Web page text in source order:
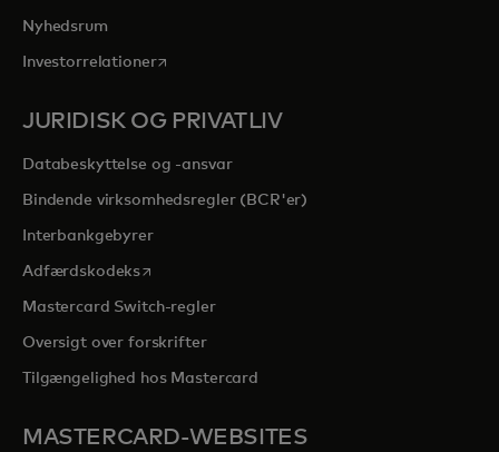
Nyhedsrum
Investorrelationeropens in a new tab
JURIDISK OG PRIVATLIV
Databeskyttelse og -ansvar
Bindende virksomhedsregler (BCR'er)
Interbankgebyrer
Adfærdskodeksopens in a new tab
Mastercard Switch-regler
Oversigt over forskrifter
Tilgængelighed hos Mastercard
MASTERCARD-WEBSITES